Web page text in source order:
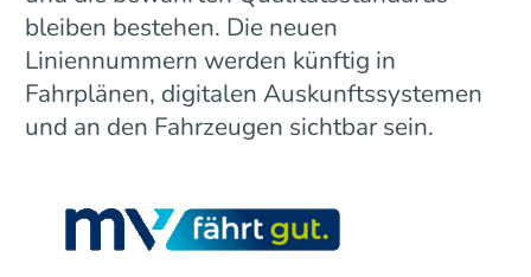
bleiben bestehen. Die neuen
Liniennummern werden künftig in
Fahrplänen, digitalen Auskunftssystemen
und an den Fahrzeugen sichtbar sein.